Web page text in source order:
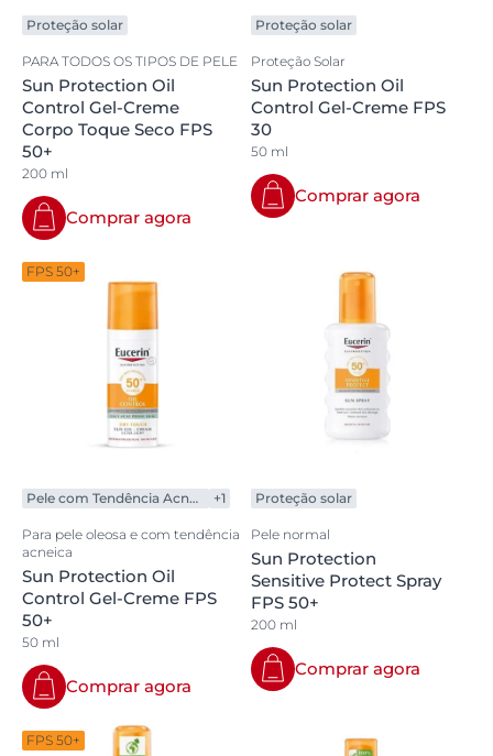
Proteção solar
PARA TODOS OS TIPOS DE PELE
Sun Protection Oil
Control Gel-Creme
Corpo Toque Seco FPS
50+
200 ml
Comprar agora
Proteção solar
Proteção Solar
Sun Protection Oil
Control Gel-Creme FPS
30
50 ml
Comprar agora
FPS 50+
Pele com Tendência Acneica +1
Para pele oleosa e com tendência
acneica
Sun Protection Oil
Control Gel-Creme FPS
50+
50 ml
Comprar agora
Proteção solar
Pele normal
Sun Protection
Sensitive Protect Spray
FPS 50+
200 ml
Comprar agora
FPS 50+